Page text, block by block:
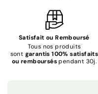
Satisfait ou Remboursé
Tous nos produits
sont garantis 100% satisfaits
ou rembourséspendant 30j.